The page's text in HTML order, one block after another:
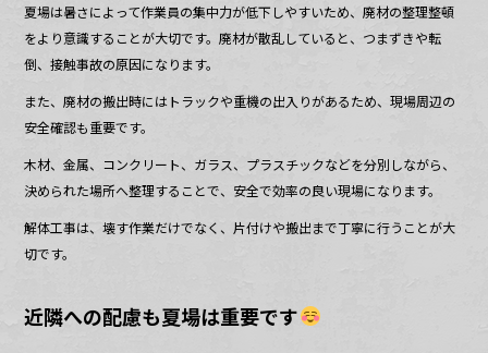
夏場は暑さによって作業員の集中力が低下しやすいため、廃材の整理整頓
をより意識することが大切です。廃材が散乱していると、つまずきや転
倒、接触事故の原因になります。
また、廃材の搬出時にはトラックや重機の出入りがあるため、現場周辺の
安全確認も重要です。
木材、金属、コンクリート、ガラス、プラスチックなどを分別しながら、
決められた場所へ整理することで、安全で効率の良い現場になります。
解体工事は、壊す作業だけでなく、片付けや搬出まで丁寧に行うことが大
切です。
近隣への配慮も夏場は重要です